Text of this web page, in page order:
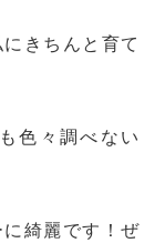
きちんと育て
色々調べない
綺麗です！ぜ